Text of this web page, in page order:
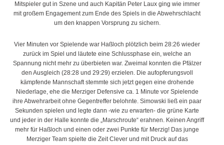
Mitspieler gut in Szene und auch Kapitän Peter Laux ging wie immer
mit großem Engagement zum Ende des Spiels in die Abwehrschlacht
um den knappen Vorsprung zu sichern.
Vier Minuten vor Spielende war Haßloch plötzlich beim 28:26 wieder
zurück im Spiel und läutete eine Schlussphase ein, welche an
Spannung nicht mehr zu überbieten war. Zweimal konnten die Pfälzer
den Ausgleich (28:28 und 29:29) erzielen. Die aufopferungsvoll
kämpfende Mannschaft stemmte sich jetzt gegen eine drohende
Niederlage, ehe die Merziger Defensive ca. 1 Minute vor Spielende
ihre Abwehrarbeit ohne Gegentreffer belohnte. Simowski ließ ein paar
Sekunden spielen und legte dann -wie zu erwarten- die grüne Karte
und jeder in der Halle konnte die „Marschroute“ erahnen. Keinen Angriff
mehr für Haßloch und einen oder zwei Punkte für Merzig! Das junge
Merziger Team spielte die Zeit Clever und mit Druck auf das